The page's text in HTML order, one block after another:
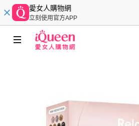
愛女人購物網
立刻使用官方APP